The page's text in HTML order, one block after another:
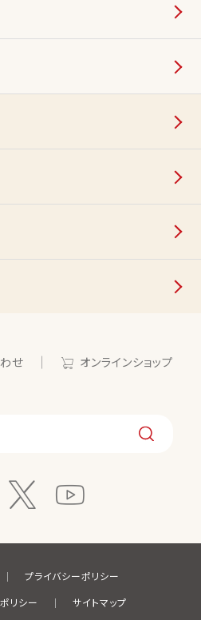
せ オンラインショップ
プライバシーポリシー
リシー
サイトマップ